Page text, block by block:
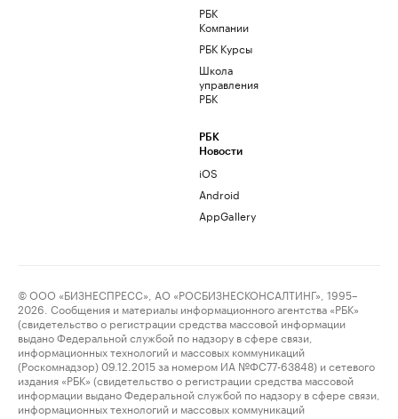
РБК
Компании
РБК Курсы
Школа
управления
РБК
РБК
Новости
iOS
Android
AppGallery
© ООО «БИЗНЕСПРЕСС», АО «РОСБИЗНЕСКОНСАЛТИНГ», 1995–
2026. Сообщения и материалы информационного агентства «РБК»
(свидетельство о регистрации средства массовой информации
выдано Федеральной службой по надзору в сфере связи,
информационных технологий и массовых коммуникаций
(Роскомнадзор) 09.12.2015 за номером ИА №ФС77-63848) и сетевого
издания «РБК» (свидетельство о регистрации средства массовой
информации выдано Федеральной службой по надзору в сфере связи,
информационных технологий и массовых коммуникаций